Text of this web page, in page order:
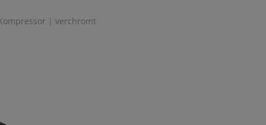
| verchromt